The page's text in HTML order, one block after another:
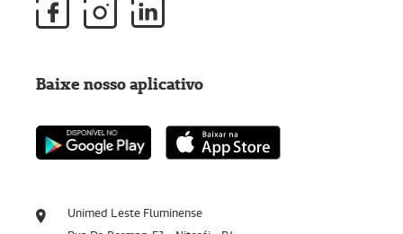
Unimed Leste Fluminense
Baixe nosso aplicativo